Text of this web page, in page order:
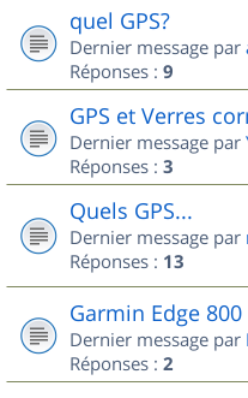
quel GPS?
Dernier message par
Réponses : 9
GPS et Verres
Dernier message par
Réponses : 3
Quels GPS...
Dernier message par
Réponses : 13
Garmin Edge
Dernier message par
Réponses : 2